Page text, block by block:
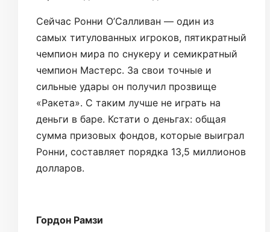
Сейчас Ронни О’Салливан — один из
самых титулованных игроков, пятикратный
чемпион мира по снукеру и семикратный
чемпион Мастерс. За свои точные и
сильные удары он получил прозвище
«Ракета». С таким лучше не играть на
деньги в баре. Кстати о деньгах: общая
сумма призовых фондов, которые выиграл
Ронни, составляет порядка 13,5 миллионов
долларов.
Гордон Рамзи